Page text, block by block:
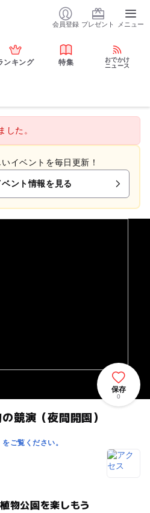
会員登録 プレゼント メニュー
ンキング 特集
おでかけ
ニュース
した。
イベントを毎日更新！
ント情報を見る
競演（夜間開園）
ご覧ください。
保存
0
物公園を楽しもう